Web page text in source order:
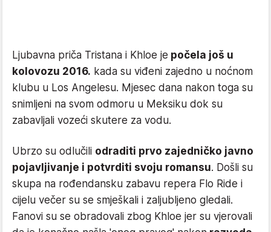
Ljubavna priča Tristana i Khloe je počela još u
kolovozu 2016. kada su viđeni zajedno u noćnom
klubu u Los Angelesu. Mjesec dana nakon toga su
snimljeni na svom odmoru u Meksiku dok su
zabavljali vozeći skutere za vodu.
Ubrzo su odlučili odraditi prvo zajedničko javno
pojavljivanje i potvrditi svoju romansu. Došli su
skupa na rođendansku zabavu repera Flo Ride i
cijelu večer su se smješkali i zaljubljeno gledali.
Fanovi su se obradovali zbog Khloe jer su vjerovali